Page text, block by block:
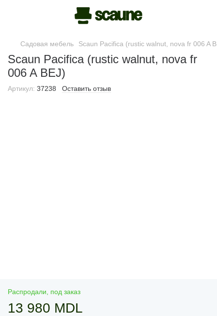
Садовая мебель Scaun Pacifica (rustic walnut, nova fr 006 A
Scaun Pacifica (rustic walnut, nova fr
006 A BEJ)
Артикул: 37238 Оставить отзыв
Распродали, под заказ
13 980 MDL